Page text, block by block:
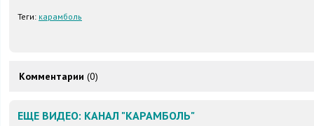
Теги: карамболь
Комментарии (0)
ЕЩЕ ВИДЕО: КАНАЛ "КАРАМБОЛЬ"